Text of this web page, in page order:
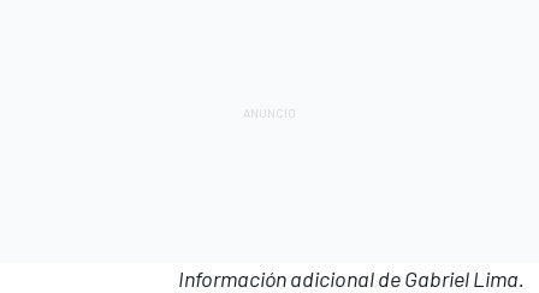
Información adicional de Gabriel Lima.